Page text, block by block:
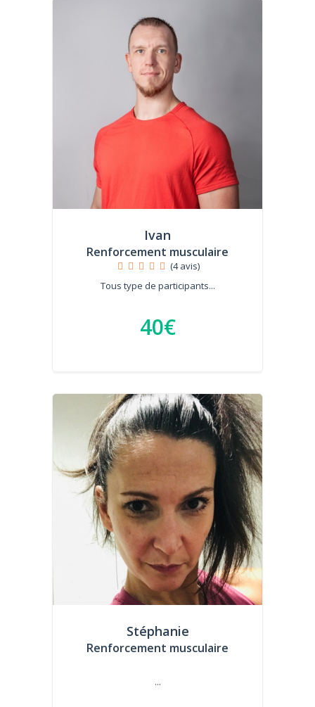
Ivan
Renforcement musculaire
(4 avis)
Tous type de participants...
40€
Stéphanie
Renforcement musculaire
...